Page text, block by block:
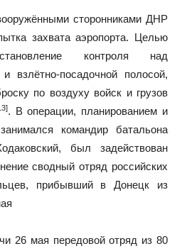
сторонниками ДНР
захвата аэропорта. Целью
контроля над
взлётно-посадочной полосой,
по воздуху войск и грузов
. В операции, планированием и
командир батальона
был задействован
сводный отряд российских
прибывший в Донецк из
26 мая передовой отряд из 80